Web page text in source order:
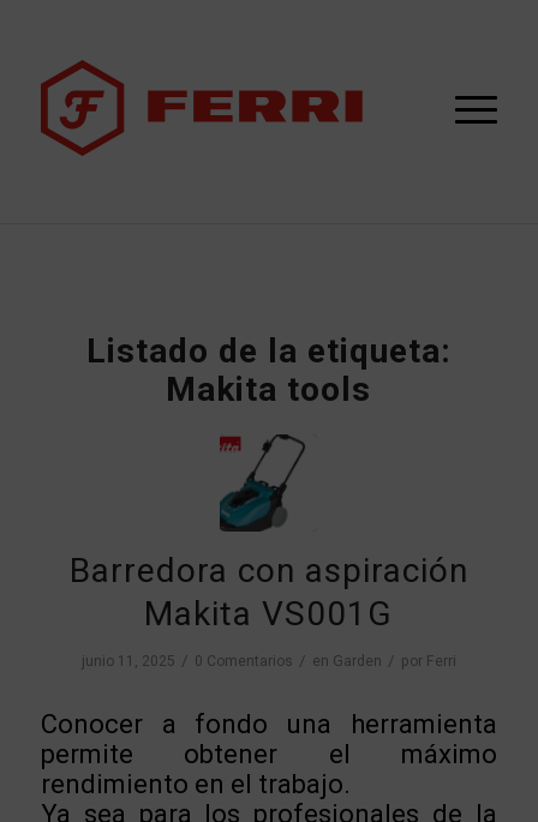
Listado de la etiqueta:
Makita tools
Barredora con aspiración
Makita VS001G
junio 11, 2025 / 0 Comentarios / en Garden / por Ferri
Conocer a fondo una herramienta
permite obtener el máximo
rendimiento en el trabajo.
Ya sea para los profesionales de la